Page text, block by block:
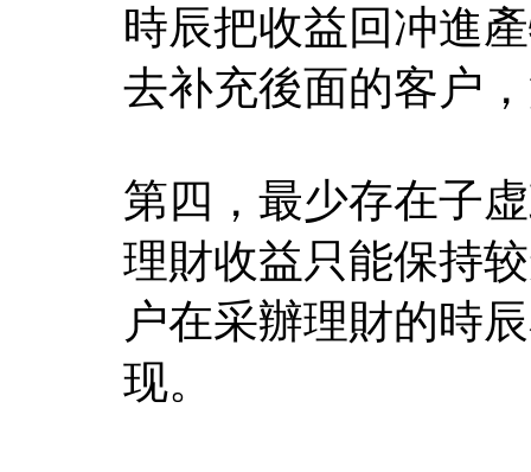
時辰把收益回冲進
去补充後面的客户
第四，最少存在子
理財收益只能保持
户在采辦理財的時
现。